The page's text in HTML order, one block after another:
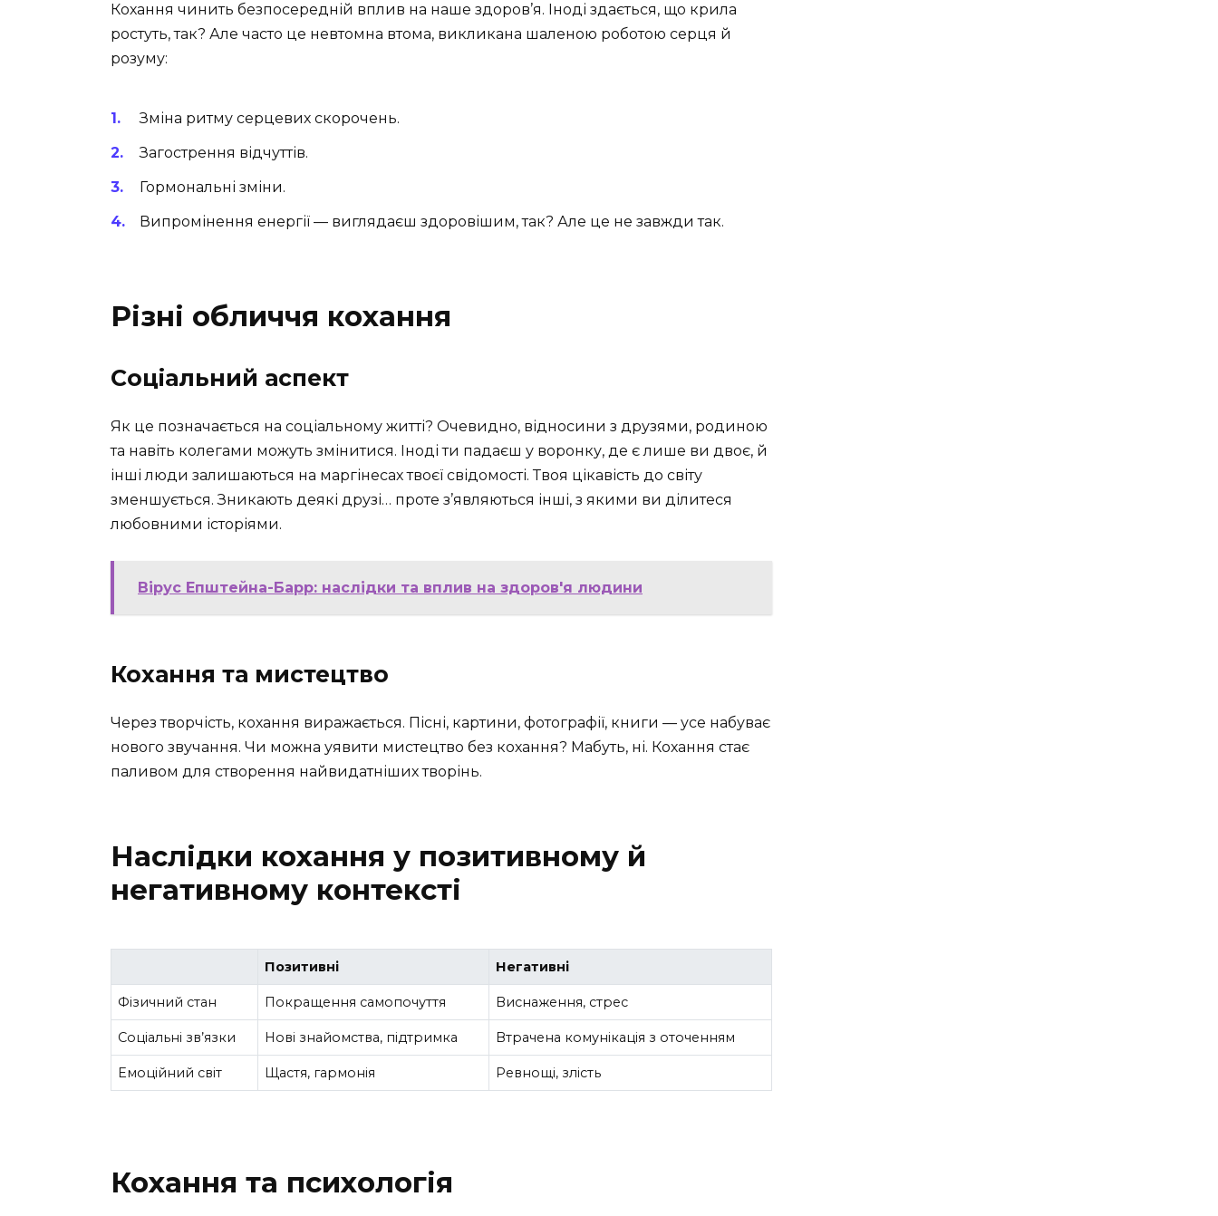
Кохання чинить безпосередній вплив на наше здоров’я. Іноді здається, що крила
ростуть, так? Але часто це невтомна втома, викликана шаленою роботою серця й
розуму:
Зміна ритму серцевих скорочень.
Загострення відчуттів.
Гормональні зміни.
Випромінення енергії — виглядаєш здоровішим, так? Але це не завжди так.
Різні обличчя кохання
Соціальний аспект
Як це позначається на соціальному житті? Очевидно, відносини з друзями, родиною
та навіть колегами можуть змінитися. Іноді ти падаєш у воронку, де є лише ви двоє, й
інші люди залишаються на маргінесах твоєї свідомості. Твоя цікавість до світу
зменшується. Зникають деякі друзі… проте з’являються інші, з якими ви ділитеся
любовними історіями.
Вірус Епштейна-Барр: наслідки та вплив на здоров'я людини
Кохання та мистецтво
Через творчість, кохання виражається. Пісні, картини, фотографії, книги — усе набуває
нового звучання. Чи можна уявити мистецтво без кохання? Мабуть, ні. Кохання стає
паливом для створення найвидатніших творінь.
Наслідки кохання у позитивному й
негативному контексті
Позитивні Негативні
Фізичний стан Покращення самопочуття Виснаження, стрес
Соціальні зв’язки Нові знайомства, підтримка Втрачена комунікація з оточенням
Емоційний світ Щастя, гармонія Ревнощі, злість
Кохання та психологія